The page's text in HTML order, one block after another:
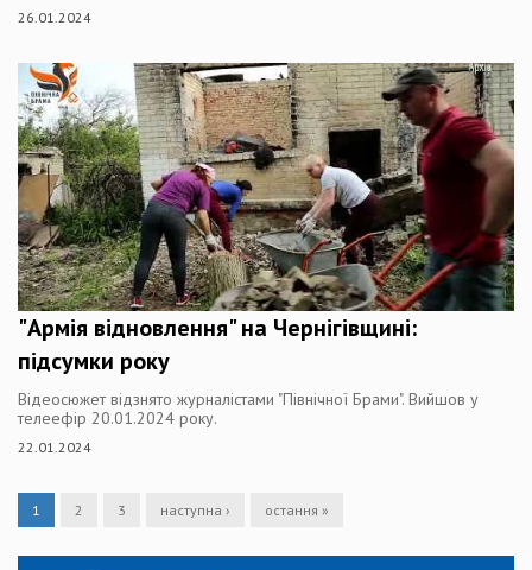
26.01.2024
"Армія відновлення" на Чернігівщині:
підсумки року
Відеосюжет відзнято журналістами "Північної Брами". Вийшов у
телеефір 20.01.2024 року.
22.01.2024
1 2 3 наступна › остання »